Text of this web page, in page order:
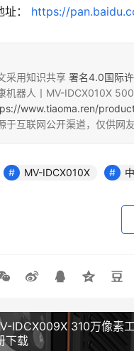
： https://
采用知识共享 署名4.0国际
机器人丨MV-IDCX010X
www.tiaoma.ren/
于互联网公开渠道，仅供网
MV-IDCX010X
IDCX009X 310万像素
下载